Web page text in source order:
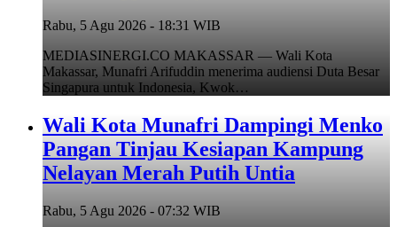
Rabu, 5 Agu 2026 - 18:31 WIB
MEDIASINERGI.CO MAKASSAR — Wali Kota
Makassar, Munafri Arifuddin menerima audiensi Duta Besar
Singapura untuk Indonesia, Kwok…
Wali Kota Munafri Dampingi Menko
Pangan Tinjau Kesiapan Kampung
Nelayan Merah Putih Untia
Rabu, 5 Agu 2026 - 07:32 WIB